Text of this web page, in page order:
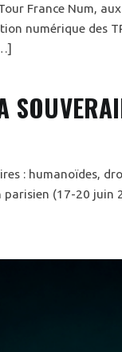
France Num,
numérique des
: humanoïdes,
(17-20 juin